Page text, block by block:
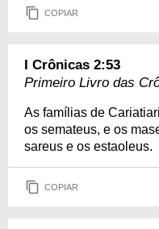
COPIAR
I Crônicas 2:53
Primeiro Livro das
As famílias de
os semateus, e os
sareus e os estaoleus.
COPIAR